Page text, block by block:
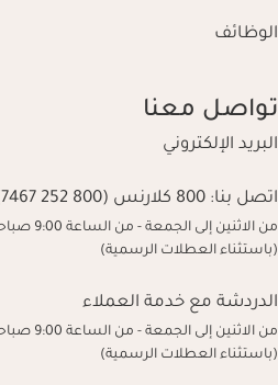
الوظائف
تواصل معنا
البريد الإلكتروني
اتصل بنا: 800 كلارنس (800 252 7467)
من الاثنين إلى الجمعة - من الساعة 9:00 صباحاً حتى 6:00 مساءً
(باستثناء العطلات الرسمية)
الدردشة مع خدمة العملاء
من الاثنين إلى الجمعة - من الساعة 9:00 صباحاً حتى 6:00 مساءً
(باستثناء العطلات الرسمية)